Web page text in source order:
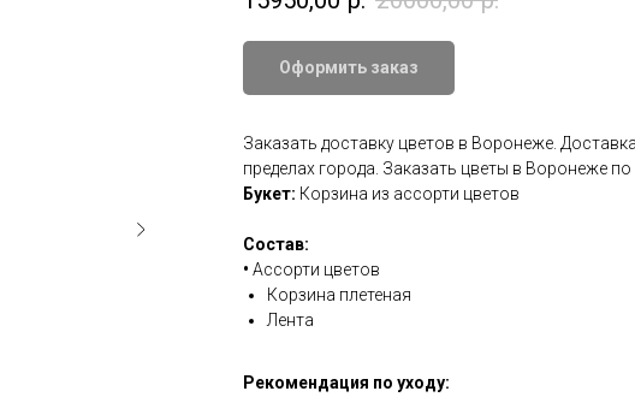
Оформить заказ
Заказать доставку цветов в Воронеже.
пределах города. Заказать цветы в Воронеже
Букет: Корзина из ассорти цветов
Состав:
• Ассорти цветов
Корзина плетеная
Лента
Рекомендация по уходу: